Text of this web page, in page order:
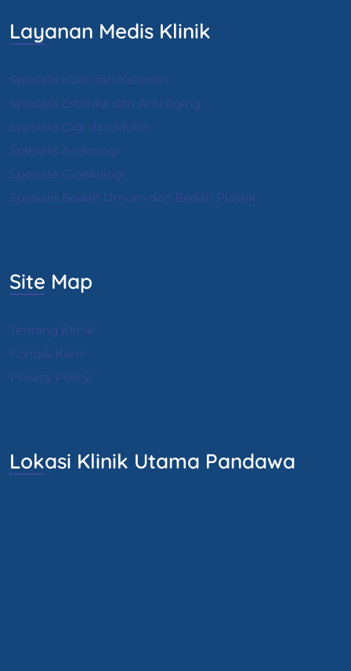
Layanan Medis Klinik
Spesialis Kulit dan Kelamin
Spesialis Estetika dan Anti Aging
Spesialis Gigi dan Mulut
Spesialis Andrologi
Spesialis Ginekologi
Spesialis Bedah Umum dan Bedah Plastik
Site Map
Tentang Klinik
Kontak Kami
Privacy Policy
Lokasi Klinik Utama Pandawa